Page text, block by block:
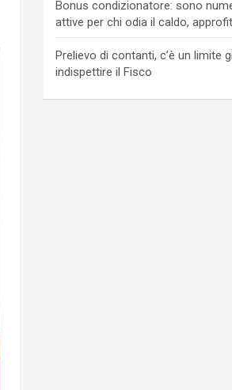
Bonus condizionatore: sono
attive per chi odia il caldo,
Prelievo di contanti, c’è un limite
indispettire il Fisco